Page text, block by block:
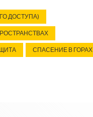
ДОСТУПА)
СПАСЕНИЕ В ГОРАХ